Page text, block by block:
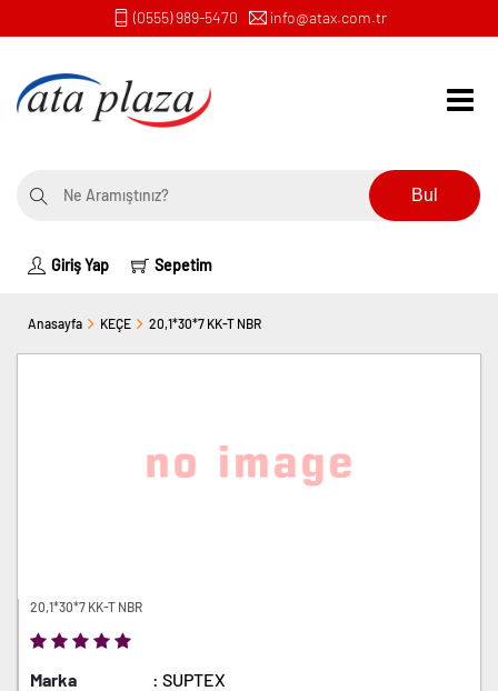
(0555) 989-5470 info@atax.com.tr
Bul
Giriş Yap Sepetim
Anasayfa KEÇE 20,1*30*7 KK-T NBR
20,1*30*7 KK-T NBR
Marka
: SUPTEX